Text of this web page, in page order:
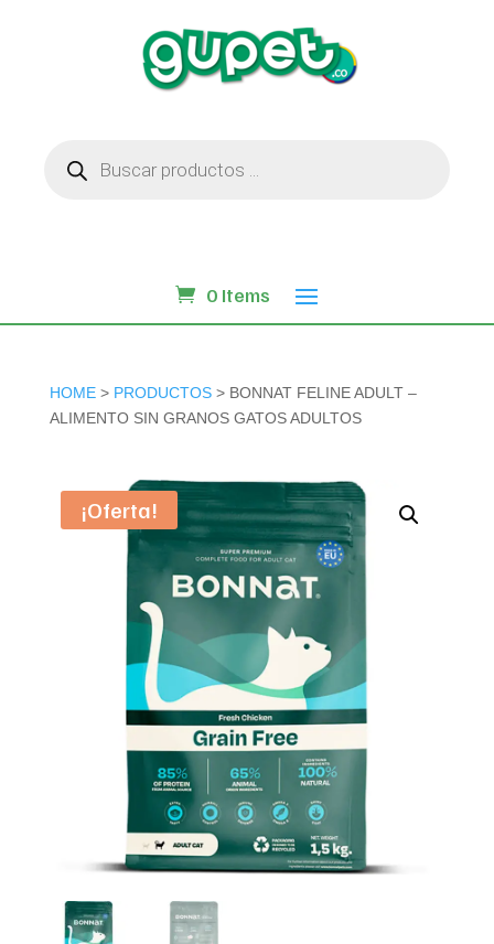
productos
0 Items
HOME> PRODUCTOS> BONNAT FELINE ADULT –
ALIMENTO SIN GRANOS GATOS ADULTOS
¡Oferta!